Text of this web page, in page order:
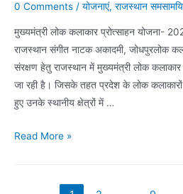
0 Comments / योजनाएं, राजस्थान
मुख्यमंत्री लोक कलाकार प्रोत्साहन योजना-
राजस्थान संगीत नाटक अकादमी, जोधपुरलोक
संरक्षण हेतु राजस्थान में मुख्यमंत्री लोक
जा रही है। जिसके तहत प्रदेश के लोक
हुए उनके स्थानीय क्षेत्रों में …
मुख्यमंत्री
Read More »